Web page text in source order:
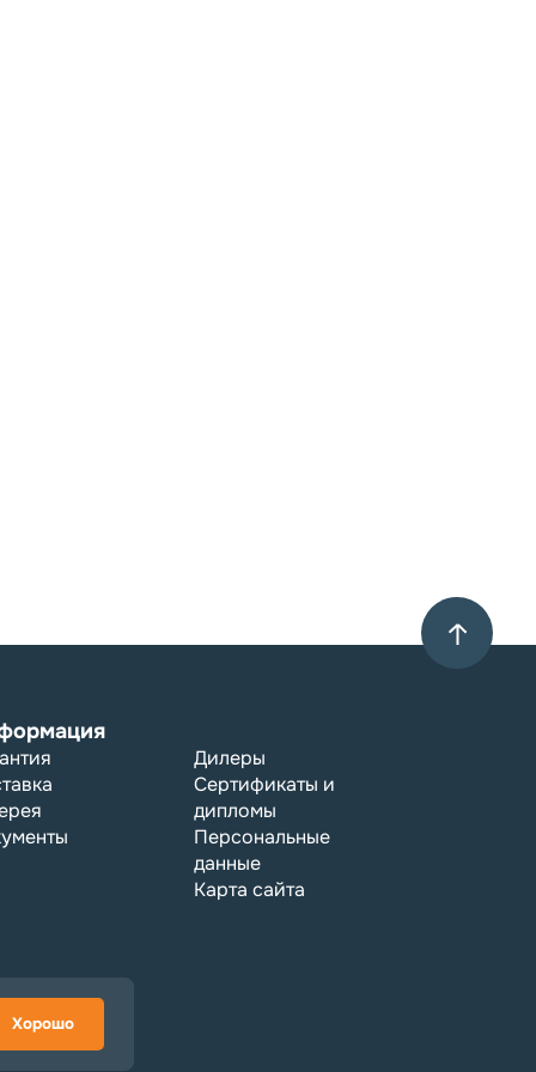
Дилеры
Сертификаты и
дипломы
Персональные
данные
Карта сайта
Хорошо